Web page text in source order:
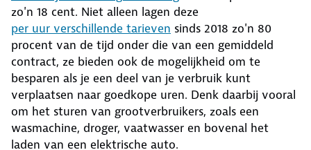
zo'n 18 cent. Niet alleen lagen deze
per uur verschillende tarieven sinds 2018 zo'n 80
procent van de tijd onder die van een gemiddeld
contract, ze bieden ook de mogelijkheid om te
besparen als je een deel van je verbruik kunt
verplaatsen naar goedkope uren. Denk daarbij vooral
om het sturen van grootverbruikers, zoals een
wasmachine, droger, vaatwasser en bovenal het
laden van een elektrische auto.